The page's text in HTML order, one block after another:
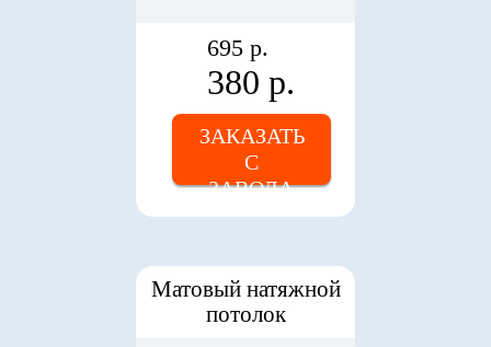
695 р.
380 р.
ЗАКАЗАТЬ
С
ЗАВОДА
Матовый натяжной
потолок